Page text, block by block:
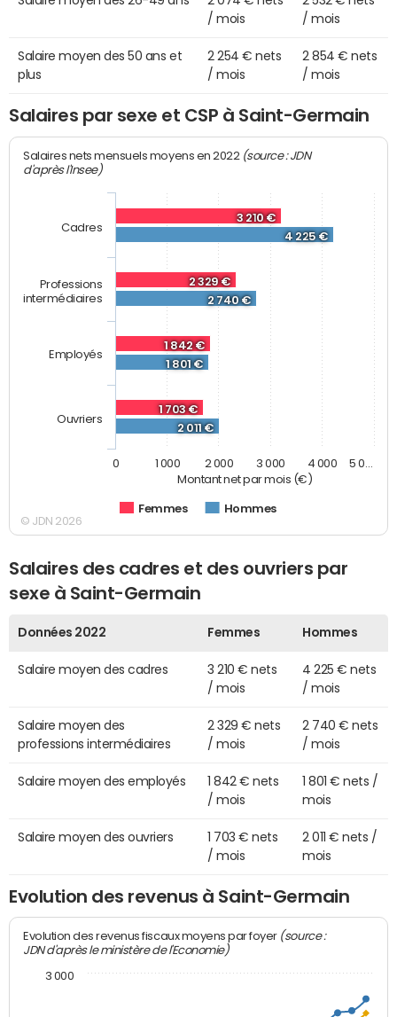
/ mois
/ mois
Salaire moyen des 50 ans et
plus
2 254 € nets
/ mois
2 854 € nets
/ mois
Salaires par sexe et CSP à Saint-Germain
Montant net par mois (€)
Salaires nets mensuels moyens en 2022 (source : JDN
d'après l'Insee)
3 210 €
2 329 €
1 842 €
1 703 €
4 225 €
2 740 €
1 801 €
2 011 €
Femmes Hommes
Cadres
Professions
intermédiaires
Employés
Ouvriers
0 1 000 2 000 3 000 4 000 5 0…
© JDN 2026
Salaires des cadres et des ouvriers par
sexe à Saint-Germain
Données 2022 Femmes Hommes
Salaire moyen des cadres
3 210 € nets
/ mois
4 225 € nets
/ mois
Salaire moyen des
professions intermédiaires
2 329 € nets
/ mois
2 740 € nets
/ mois
Salaire moyen des employés
1 842 € nets
/ mois
1 801 € nets /
mois
Salaire moyen des ouvriers
1 703 € nets
/ mois
2 011 € nets /
mois
Evolution des revenus à Saint-Germain
Evolution des revenus fiscaux moyens par foyer (source :
JDN d'après le ministère de l'Economie)
3 000